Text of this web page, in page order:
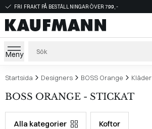
FRI FRAKT PÅ BESTÄLLNINGAR ÖVER 799,-
Meny
Startsida Designers BOSS Orange Kläder
BOSS ORANGE - STICKAT
Alla kategorier Koftor